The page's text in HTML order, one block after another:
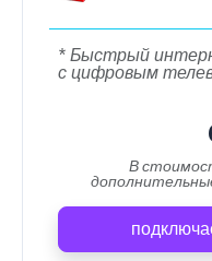
* Быстрый
с цифровым
В